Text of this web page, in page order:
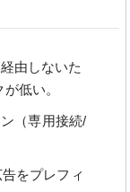
由しないた
低い。
（専用接続/
をプレフィ